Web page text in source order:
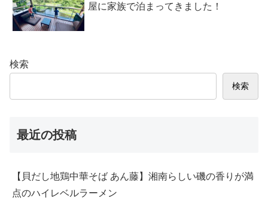
屋に家族で泊まってきました！
検索
検索
最近の投稿
【貝だし地鶏中華そば あん藤】湘南らしい磯の香りが満
点のハイレベルラーメン